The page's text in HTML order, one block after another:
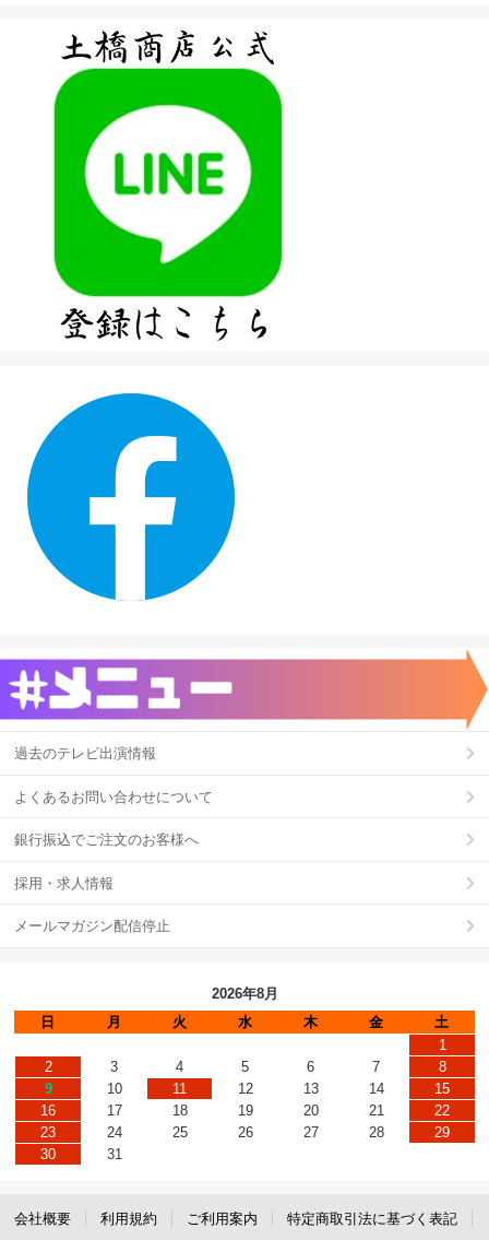
過去のテレビ出演情報
よくあるお問い合わせについて
銀行振込でご注文のお客様へ
採用・求人情報
メールマガジン配信停止
2026年8月
日
月 火 水 木 金
土
1
2
3 4 5 6 7
8
9
10 11 12 13 14
15
16
17 18 19 20 21
22
23
24 25 26 27 28
29
30
31
会社概要 利用規約 ご利用案内 特定商取引法に基づく表記